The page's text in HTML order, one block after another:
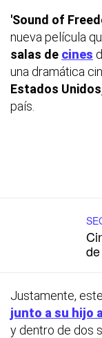
'Sound of
nueva película
salas de cines
una dramática
Estados
país.
Justamente,
junto a su hijo
y dentro de dos